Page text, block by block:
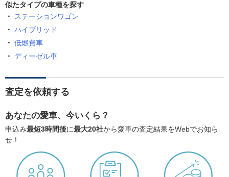
似たタイプの車種を探す
ステーションワゴン
ハイブリッド
低燃費車
ディーゼル車
査定を依頼する
あなたの愛車、今いくら？
申込み最短3時間後に最大20社から愛車の査定結果をWebでお知ら
せ！